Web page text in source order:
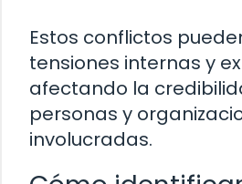
Estos conflictos
tensiones internas y
afectando la
personas y
involucradas.